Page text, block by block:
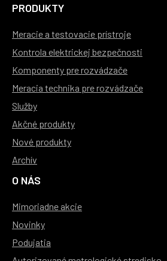
PRODUKTY
Meracie a testovacie prístroje
Kontrola elektrickej bezpečnosti
Komponenty pre rozvádzače
Meracia technika pre rozvádzače
Služby
Akčné produkty
Nové produkty
Archív
O NÁS
Mimoriadne akcie
Novinky
Podujatia